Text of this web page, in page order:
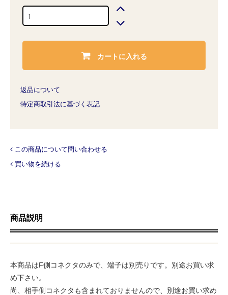
カートに入れる
返品について
特定商取引法に基づく表記
この商品について問い合わせる
買い物を続ける
商品説明
本商品はF側コネクタのみで、端子は別売りです。別途お買い求
め下さい。
尚、相手側コネクタも含まれておりませんので、別途お買い求め